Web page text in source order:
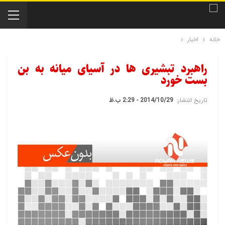
خانه اخبار
راهبرد تبشیری ها در آسیای میانه به بن
بست خورد
تاریخ انتشار: 2014/10/29 - 2:29 ب.ظ